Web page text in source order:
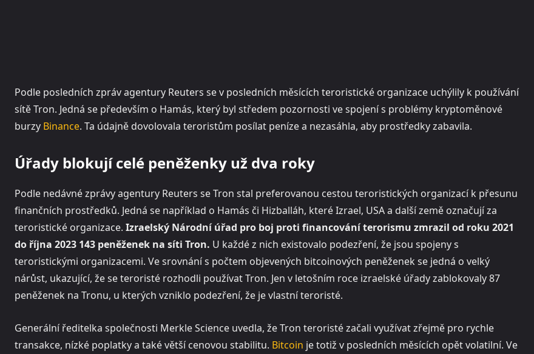
Podle posledních zpráv agentury Reuters se v posledních měsících teroristické organizace uchýlily k používání
sítě Tron. Jedná se především o Hamás, který byl středem pozornosti ve spojení s problémy kryptoměnové
burzy Binance. Ta údajně dovolovala teroristům posílat peníze a nezasáhla, aby prostředky zabavila.
Úřady blokují celé peněženky už dva roky
Podle nedávné zprávy agentury Reuters se Tron stal preferovanou cestou teroristických organizací k přesunu
finančních prostředků. Jedná se například o Hamás či Hizballáh, které Izrael, USA a další země označují za
teroristické organizace. Izraelský Národní úřad pro boj proti financování terorismu zmrazil od roku 2021
do října 2023 143 peněženek na síti Tron. U každé z nich existovalo podezření, že jsou spojeny s
teroristickými organizacemi. Ve srovnání s počtem objevených bitcoinových peněženek se jedná o velký
nárůst, ukazující, že se teroristé rozhodli používat Tron. Jen v letošním roce izraelské úřady zablokovaly 87
peněženek na Tronu, u kterých vzniklo podezření, že je vlastní teroristé.
Generální ředitelka společnosti Merkle Science uvedla, že Tron teroristé začali využívat zřejmě pro rychle
transakce, nízké poplatky a také větší cenovou stabilitu. Bitcoin je totiž v posledních měsících opět volatilní. Ve